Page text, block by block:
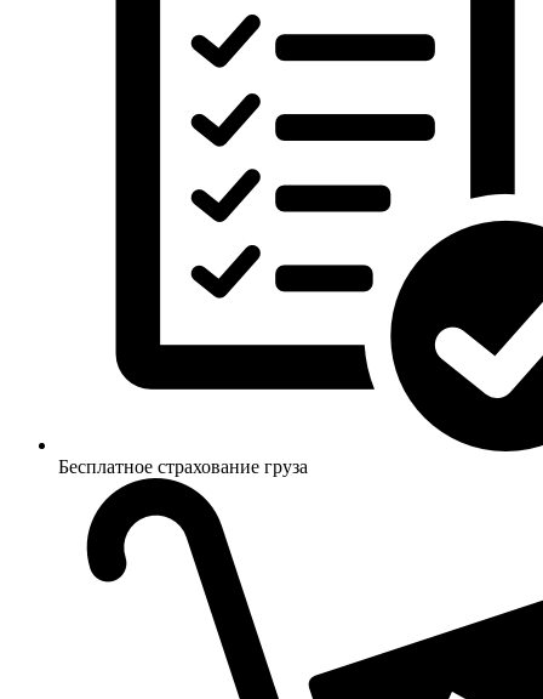
Бесплатное страхование груза